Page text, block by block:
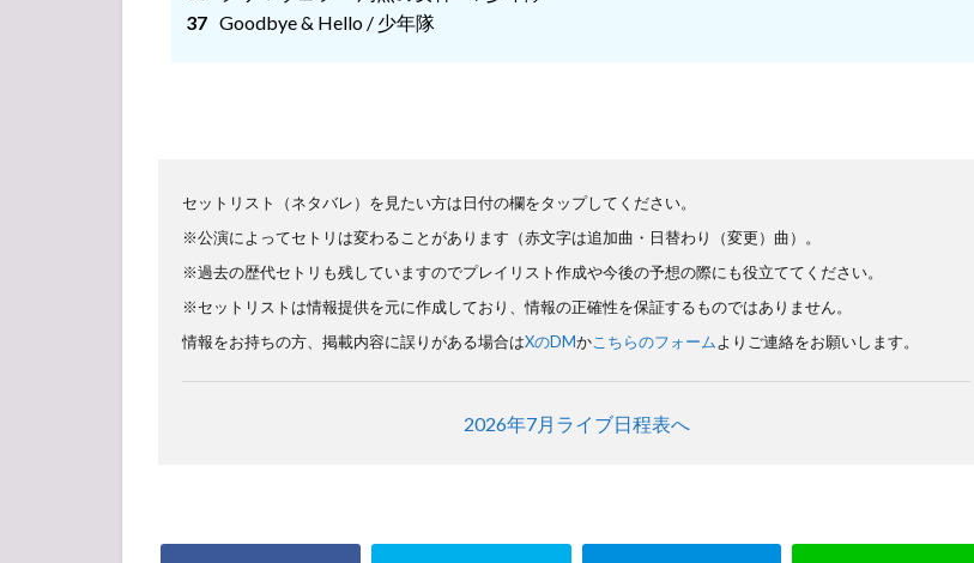
Goodbye & Hello / 少年隊
セットリスト（ネタバレ）を見たい方は日付の欄をタップしてください。
※公演によってセトリは変わることがあります（赤文字は追加曲・日替わり（変更）曲）。
※過去の歴代セトリも残していますのでプレイリスト作成や今後の予想の際にも役立ててください。
※セットリストは情報提供を元に作成しており、情報の正確性を保証するものではありません。
情報をお持ちの方、掲載内容に誤りがある場合はXのDMかこちらのフォームよりご連絡をお願いします。
2026年7月ライブ日程表へ